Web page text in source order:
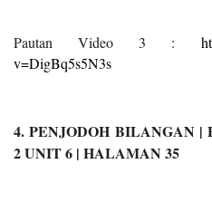
Pautan Video 3 :
v=DigBq5s5N3s
4. PENJODOH BILANGAN
2 UNIT 6 | HALAMAN 35